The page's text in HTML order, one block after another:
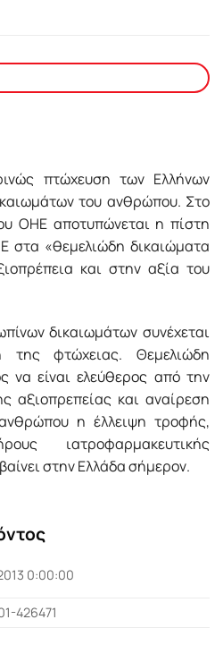
πτώχευση των Ελλήνων
του ανθρώπου. Στο
ΟΗΕ αποτυπώνεται η πίστη
στα «θεμελιώδη δικαιώματα
και στην αξία του
δικαιωμάτων συνέχεται
της φτώχειας. Θεμελιώδη
να είναι ελεύθερος από την
αξιοπρεπείας και αναίρεση
η έλλειψη τροφής,
ιατροφαρμακευτικής
στην Ελλάδα σήμερον.
0:00:00
426471